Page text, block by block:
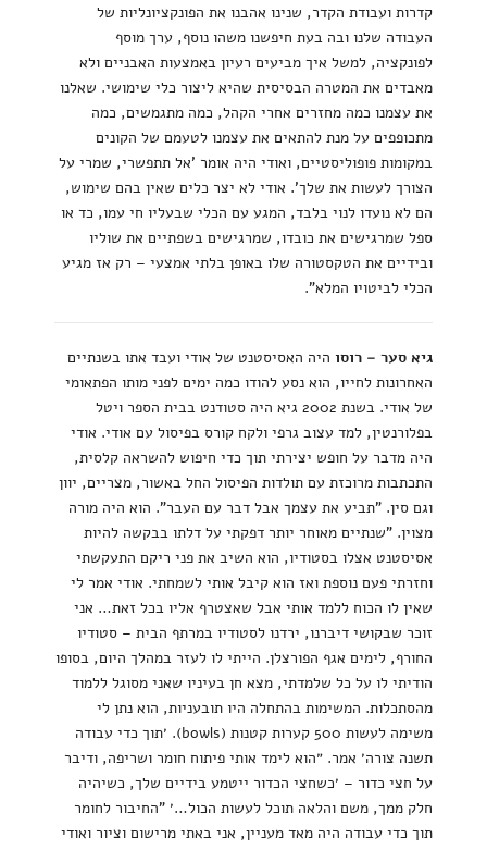
קדרות ועבודת הקדר, שנינו אהבנו את הפונקציונליות של
העבודה שלנו ובה בעת חיפשנו משהו נוסף, ערך מוסף
לפונקציה, למשל איך מביעים רעיון באמצעות האבניים ולא
מאבדים את המטרה הבסיסית שהיא ליצור כלי שימושי. שאלנו
את עצמנו כמה מחזרים אחרי הקהל, כמה מתגמשים, כמה
מתכופפים על מנת להתאים את עצמנו לטעמם של הקונים
במקומות פופוליסטיים, ואודי היה אומר 'אל תתפשרי, שמרי על
הצורך לעשות את שלך'. אודי לא יצר כלים שאין בהם שימוש,
הם לא נועדו לנוי בלבד, המגע עם הכלי שבעליו חי עמו, כד או
ספל שמרגישים את כובדו, שמרגישים בשפתיים את שוליו
ובידיים את הטקסטורה שלו באופן בלתי אמצעי – רק אז מגיע
הכלי לביטויו המלא".
גיא סער – רוסוהיה האסיסטנט של אודי ועבד אתו בשנתיים
האחרונות לחייו, הוא נסע להודו כמה ימים לפני מותו הפתאומי
של אודי. בשנת 2002 גיא היה סטודנט בבית הספר ויטל
בפלורנטין, למד עצוב גרפי ולקח קורס בפיסול עם אודי. אודי
היה מדבר על חופש יצירתי תוך כדי חיפוש להשראה קלסית,
התכתבות מרוכזת עם תולדות הפיסול החל באשור, מצריים, יוון
וגם סין. "תביע את עצמך אבל דבר עם העבר". הוא היה מורה
מצוין. "שנתיים מאוחר יותר דפקתי על דלתו בבקשה להיות
אסיסטנט אצלו בסטודיו, הוא השיב את פני ריקם התעקשתי
וחזרתי פעם נוספת ואז הוא קיבל אותי לשמחתי. אודי אמר לי
שאין לו הכוח ללמד אותי אבל שאצטרף אליו בכל זאת… אני
זוכר שבקושי דיברנו, ירדנו לסטודיו במרתף הבית – סטודיו
החורף, לימים אגף הפורצלן. הייתי לו לעזר במהלך היום, בסופו
הודיתי לו על כל שלמדתי, מצא חן בעיניו שאני מסוגל ללמוד
מהסתכלות. המשימות בהתחלה היו תובעניות, הוא נתן לי
משימה לעשות 500 קערות קטנות (bowls). ׳תוך כדי עבודה
תשנה צורה׳ אמר. ״הוא לימד אותי פיתוח חומר ושריפה, ודיבר
על חצי כדור – ׳כשחצי הכדור ייטמע בידיים שלך, כשיהיה
חלק ממך, משם והלאה תוכל לעשות הכול…׳ "החיבור לחומר
תוך כדי עבודה היה מאד מעניין, אני באתי מרישום וציור ואודי